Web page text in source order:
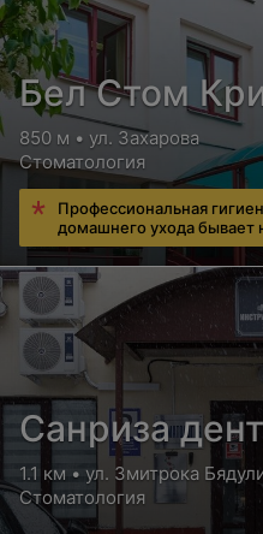
Бел Стом
850 м • ул. Захарова
Стоматология
Профессиональная
домашнего ухода бывает
Санриза дент
1.1 км • ул. Змитрока
Стоматология